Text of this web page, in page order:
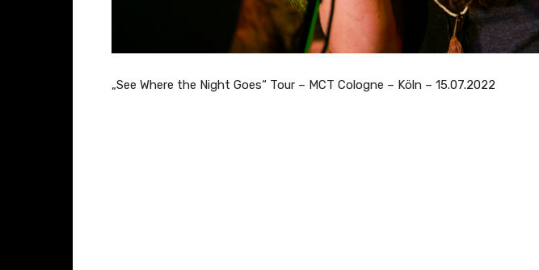
„See Where the Night Goes“ Tour – MCT Cologne – Köln – 15.07.2022